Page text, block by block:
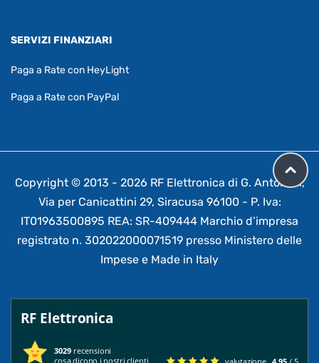
SERVIZI FINANZIARI
Paga a Rate con HeyLight
Paga a Rate con PayPal
Copyright © 2013 - 2026 RF Elettronica di G. Antonelli,
Via per Canicattini 29, Siracusa 96100 - P. Iva:
IT01963500895 REA: SR-409444 Marchio d’impresa
registrato n. 302022000071519 presso Ministero delle
Impese e Made in Italy
RF Elettronica
3029 recensioni